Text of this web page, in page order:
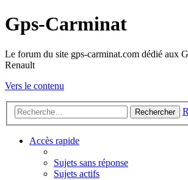
Gps-Carminat
Le forum du site gps-carminat.com dédié aux
Renault
Vers le contenu
Rechercher
Accès rapide
Sujets sans réponse
Sujets actifs